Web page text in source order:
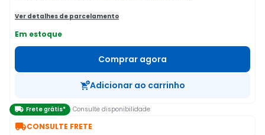
Ver detalhes de parcelamento
Em estoque
Comprar agora
Adicionar ao carrinho
 Frete grátis* Consulte disponibilidade
CONSULTE FRETE